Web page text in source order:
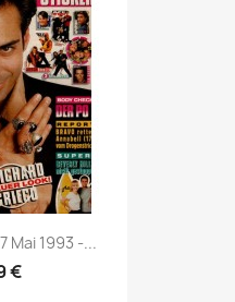
Mai 1993 -...
€